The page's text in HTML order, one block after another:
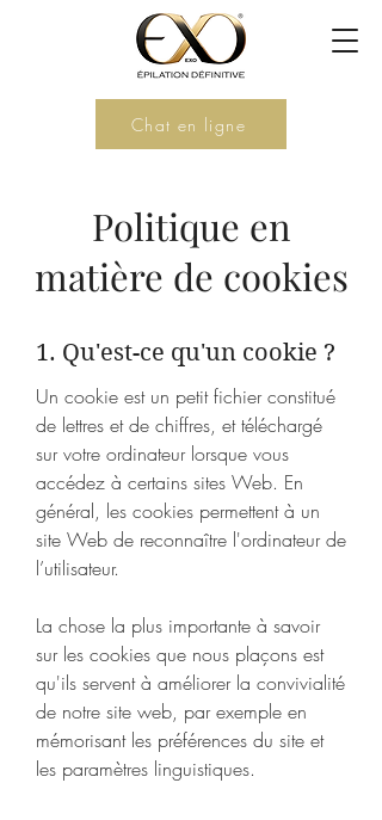
Chat en ligne
Politique en
matière de cookies
1. Qu'est-ce qu'un cookie ?
Un cookie est un petit fichier constitué
de lettres et de chiffres, et téléchargé
sur votre ordinateur lorsque vous
accédez à certains sites Web. En
général, les cookies permettent à un
site Web de reconnaître l'ordinateur de
l’utilisateur.
La chose la plus importante à savoir
sur les cookies que nous plaçons est
qu'ils servent à améliorer la convivialité
de notre site web, par exemple en
mémorisant les préférences du site et
les paramètres linguistiques.